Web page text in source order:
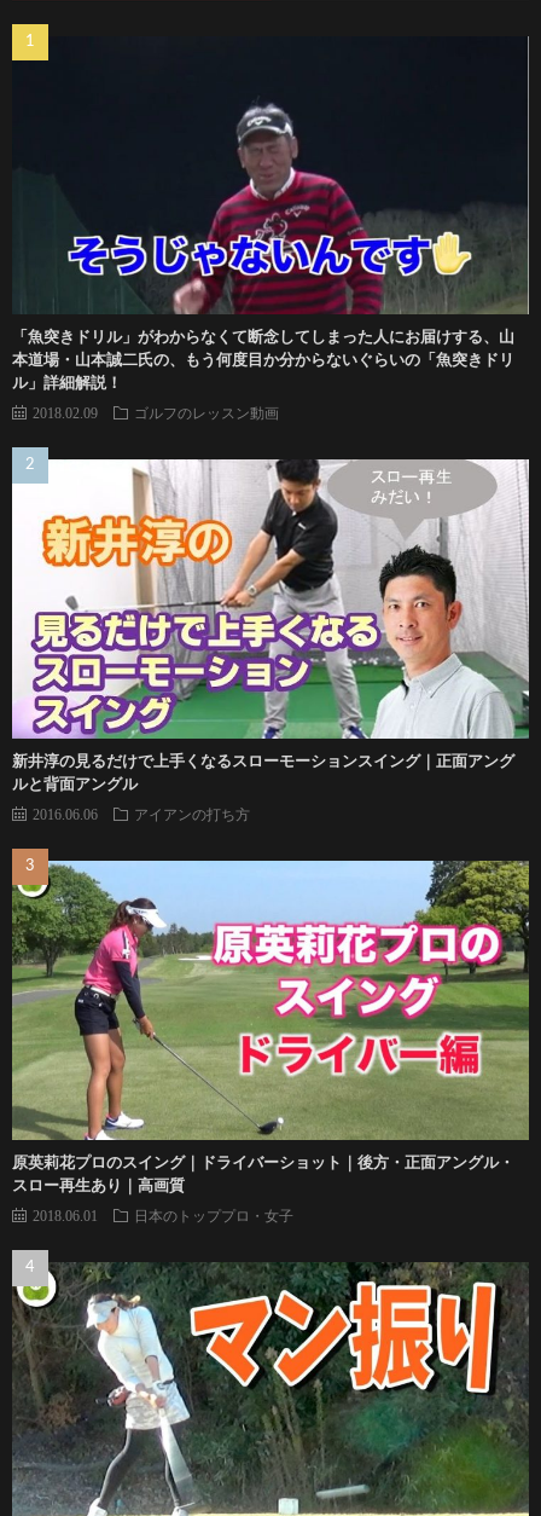
「魚突きドリル」がわからなくて断念してしまった人にお届けする、山
本道場・山本誠二氏の、もう何度目か分からないぐらいの「魚突きドリ
ル」詳細解説！
2018.02.09 ゴルフのレッスン動画
新井淳の見るだけで上手くなるスローモーションスイング｜正面アング
ルと背面アングル
2016.06.06 アイアンの打ち方
原英莉花プロのスイング｜ドライバーショット｜後方・正面アングル・
スロー再生あり｜高画質
2018.06.01 日本のトッププロ・女子